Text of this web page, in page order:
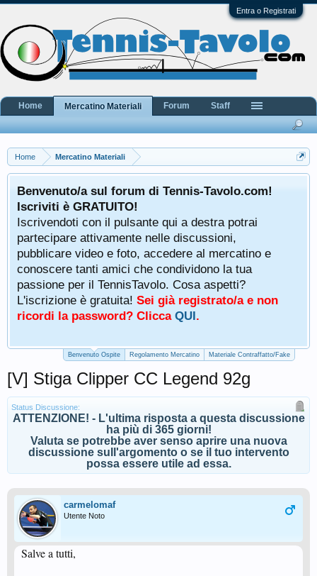
Entra o Registrati
Home Mercatino Materiali
Benvenuto/a sul forum di Tennis-Tavolo.com!
Iscriviti è GRATUITO!
Iscrivendoti con il pulsante qui a destra potrai
partecipare attivamente nelle discussioni,
pubblicare video e foto, accedere al mercatino e
conoscere tanti amici che condividono la tua
passione per il TennisTavolo. Cosa aspetti?
L'iscrizione è gratuita! Sei già registrato/a e non
ricordi la password? Clicca QUI.
Benvenuto Ospite Regolamento Mercatino Materiale Contraffatto/Fake
[V] Stiga Clipper CC Legend 92g
Status Discussione:
ATTENZIONE! - L'ultima risposta a questa discussione
ha più di 365 giorni!
Valuta se potrebbe aver senso aprire una nuova
discussione sull'argomento o se il tuo intervento
possa essere utile ad essa.
carmelomaf
Utente Noto
Salve a tutti,
Home Mercatino Materiali Forum Staff